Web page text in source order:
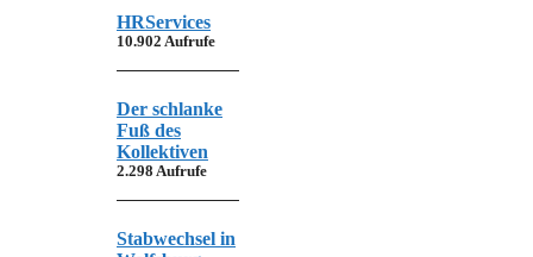
HRServices
10.902 Aufrufe
Der schlanke
Fuß des
Kollektiven
2.298 Aufrufe
Stabwechsel in